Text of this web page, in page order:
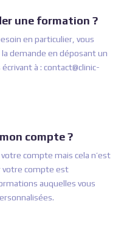
une formation ?
en particulier, vous
demande en déposant un
à : contact@clinic-
compte ?
compte mais cela n’est
votre compte est
auquelles vous